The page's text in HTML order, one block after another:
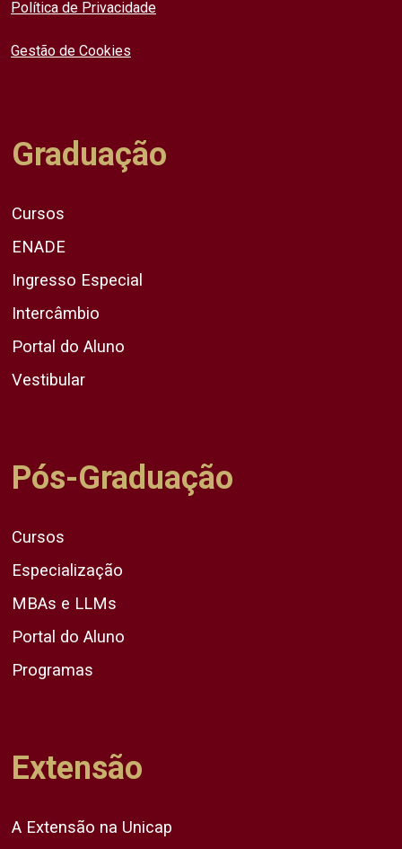
Política de Privacidade
Gestão de Cookies
Graduação
Cursos
ENADE
Ingresso Especial
Intercâmbio
Portal do Aluno
Vestibular
Pós-Graduação
Cursos
Especialização
MBAs e LLMs
Portal do Aluno
Programas
Extensão
A Extensão na Unicap